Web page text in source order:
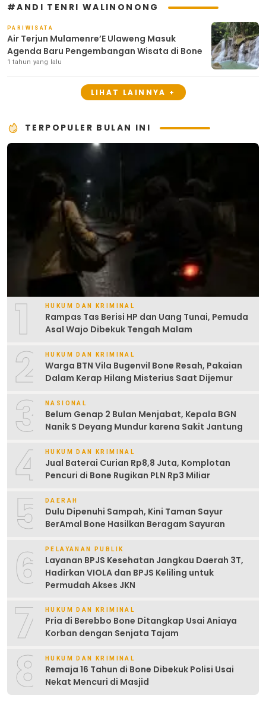
#ANDI TENRI WALINONONG
PARIWISATA
Air Terjun Mulamenre’E Ulaweng Masuk
Agenda Baru Pengembangan Wisata di Bone
1 tahun yang lalu
LIHAT LAINNYA +
TERPOPULER BULAN INI
1 HUKUM DAN KRIMINAL
Rampas Tas Berisi HP dan Uang Tunai, Pemuda
Asal Wajo Dibekuk Tengah Malam
2 HUKUM DAN KRIMINAL
Warga BTN Vila Bugenvil Bone Resah, Pakaian
Dalam Kerap Hilang Misterius Saat Dijemur
3 NASIONAL
Belum Genap 2 Bulan Menjabat, Kepala BGN
Nanik S Deyang Mundur karena Sakit Jantung
4 HUKUM DAN KRIMINAL
Jual Baterai Curian Rp8,8 Juta, Komplotan
Pencuri di Bone Rugikan PLN Rp3 Miliar
5 DAERAH
Dulu Dipenuhi Sampah, Kini Taman Sayur
BerAmal Bone Hasilkan Beragam Sayuran
6 PELAYANAN PUBLIK
Layanan BPJS Kesehatan Jangkau Daerah 3T,
Hadirkan VIOLA dan BPJS Keliling untuk
Permudah Akses JKN
7 HUKUM DAN KRIMINAL
Pria di Berebbo Bone Ditangkap Usai Aniaya
Korban dengan Senjata Tajam
8 HUKUM DAN KRIMINAL
Remaja 16 Tahun di Bone Dibekuk Polisi Usai
Nekat Mencuri di Masjid